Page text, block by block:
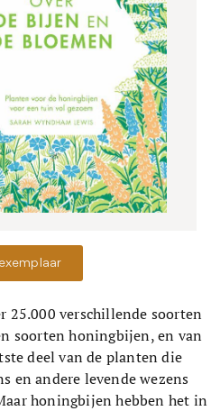
25.000 verschillende soorten
soorten honingbijen, en van
deel van de planten die
en andere levende wezens
honingbijen hebben het in